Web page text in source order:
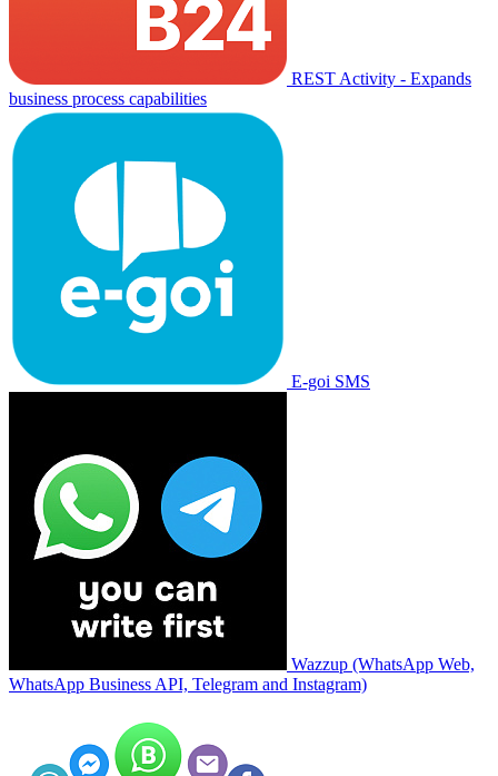
REST Activity - Expands
business process capabilities
E-goi SMS
Wazzup (WhatsApp Web,
WhatsApp Business API, Telegram and Instagram)